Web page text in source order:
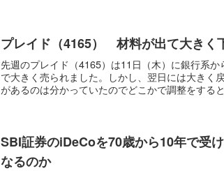
プレイド（4165） 材料が出て大きく
先週のプレイド（4165）は11日（木）に銀行系
で大きく売られました。しかし、翌日には大きく
があるのは分かっていたのでどこかで調整をする
SBI証券のiDeCoを70歳から10年で受
なるのか